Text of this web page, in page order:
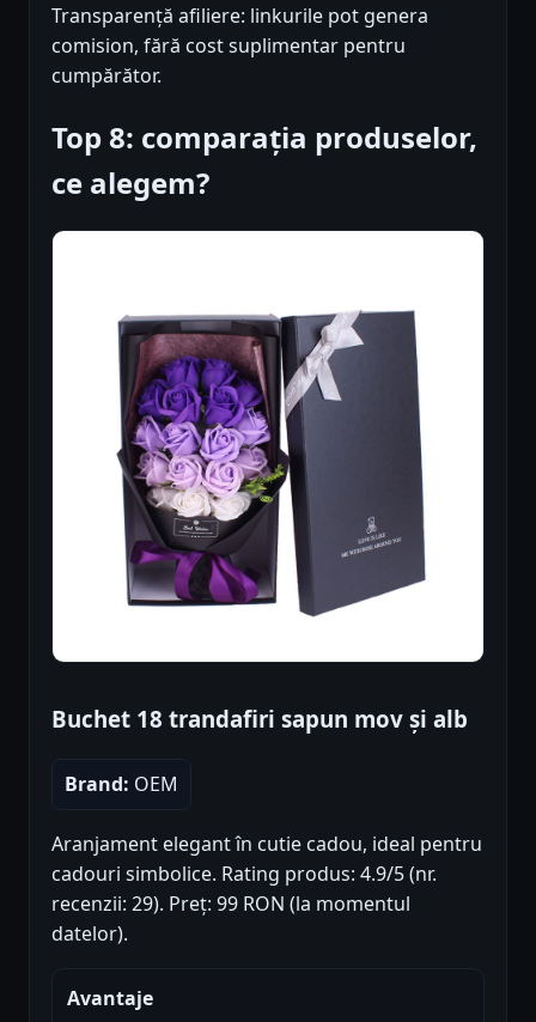
Transparență afiliere: linkurile pot genera
comision, fără cost suplimentar pentru
cumpărător.
Top 8: comparația produselor,
ce alegem?
Buchet 18 trandafiri sapun mov și alb
Brand: OEM
Aranjament elegant în cutie cadou, ideal pentru
cadouri simbolice. Rating produs: 4.9/5 (nr.
recenzii: 29). Preț: 99 RON (la momentul
datelor).
Avantaje